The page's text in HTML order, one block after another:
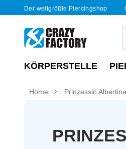
Der weltgrößte Piercingshop
KÖRPERSTELLE
Home Prinzessin Albertina